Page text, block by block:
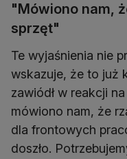
"Mówiono nam,
sprzęt"
Te wyjaśnienia nie
wskazuje, że to już
zawiódł w reakcji
mówiono nam, że
dla frontowych
doszło.